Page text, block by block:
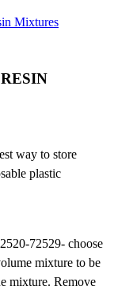
Mixtures
way to store
plastic
72529- choose
mixture to be
mixture. Remove